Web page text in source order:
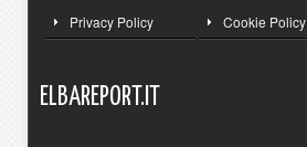
Privacy Policy Cookie Policy
ELBAREPORT.IT